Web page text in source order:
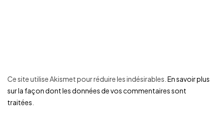
Ce site utilise Akismet pour réduire les indésirables. En savoir plus
sur la façon dont les données de vos commentaires sont
traitées